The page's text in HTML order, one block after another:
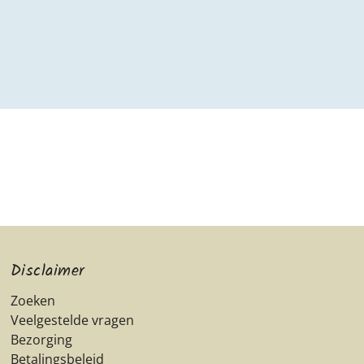
Disclaimer
Zoeken
Veelgestelde vragen
Bezorging
Betalingsbeleid